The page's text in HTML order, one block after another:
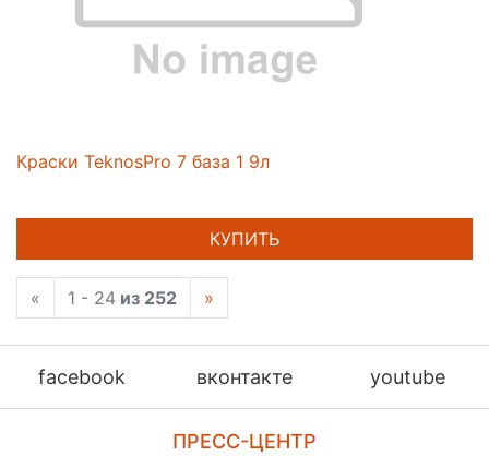
Краски TeknosPro 7 база 1 9л
КУПИТЬ
« 1 - 24 из 252 »
facebook вконтакте youtube
ПРЕСС-ЦЕНТР